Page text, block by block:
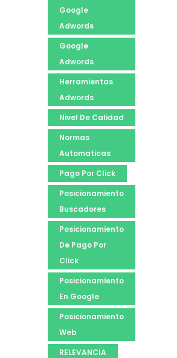
Google
Adwords
Google
Adwords
Herramientas
Adwords
Nivel De Calidad
Normas
Automaticas
Pago Por Click
Posicionamiento
Buscadores
Posicionamiento
De Pago Por
Click
Posicionamiento
En Google
Posicionamiento
Web
RELEVANCIA